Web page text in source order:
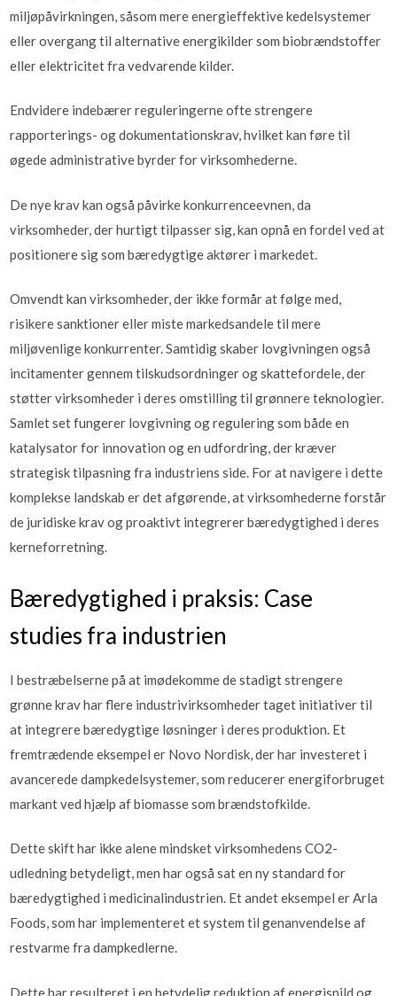
miljøpåvirkningen, såsom mere energieffektive kedelsystemer
eller overgang til alternative energikilder som biobrændstoffer
eller elektricitet fra vedvarende kilder.
Endvidere indebærer reguleringerne ofte strengere
rapporterings- og dokumentationskrav, hvilket kan føre til
øgede administrative byrder for virksomhederne.
De nye krav kan også påvirke konkurrenceevnen, da
virksomheder, der hurtigt tilpasser sig, kan opnå en fordel ved at
positionere sig som bæredygtige aktører i markedet.
Omvendt kan virksomheder, der ikke formår at følge med,
risikere sanktioner eller miste markedsandele til mere
miljøvenlige konkurrenter. Samtidig skaber lovgivningen også
incitamenter gennem tilskudsordninger og skattefordele, der
støtter virksomheder i deres omstilling til grønnere teknologier.
Samlet set fungerer lovgivning og regulering som både en
katalysator for innovation og en udfordring, der kræver
strategisk tilpasning fra industriens side. For at navigere i dette
komplekse landskab er det afgørende, at virksomhederne forstår
de juridiske krav og proaktivt integrerer bæredygtighed i deres
kerneforretning.
Bæredygtighed i praksis: Case
studies fra industrien
I bestræbelserne på at imødekomme de stadigt strengere
grønne krav har flere industrivirksomheder taget initiativer til
at integrere bæredygtige løsninger i deres produktion. Et
fremtrædende eksempel er Novo Nordisk, der har investeret i
avancerede dampkedelsystemer, som reducerer energiforbruget
markant ved hjælp af biomasse som brændstofkilde.
Dette skift har ikke alene mindsket virksomhedens CO2-
udledning betydeligt, men har også sat en ny standard for
bæredygtighed i medicinalindustrien. Et andet eksempel er Arla
Foods, som har implementeret et system til genanvendelse af
restvarme fra dampkedlerne.
Dette har resulteret i en betydelig reduktion af energispild og